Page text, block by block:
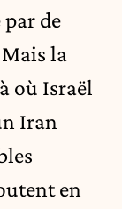
de
la
où Israël
Iran
en